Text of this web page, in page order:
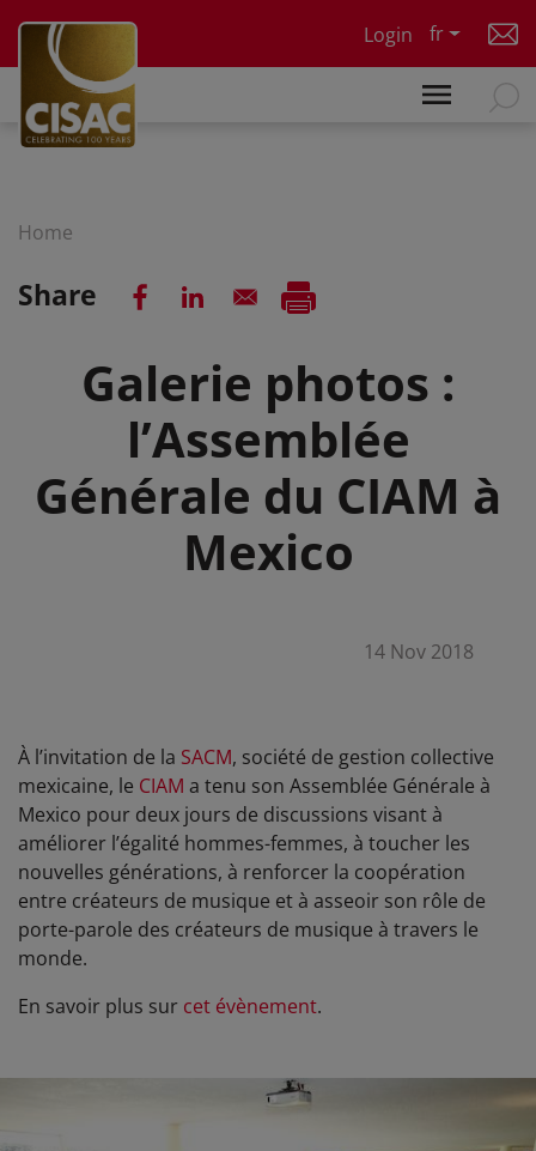
Login
fr
Home
Share
Galerie photos :
l’Assemblée
Générale du CIAM à
Mexico
14 Nov 2018
À l’invitation de la SACM, société de gestion collective
mexicaine, le CIAM a tenu son Assemblée Générale à
Mexico pour deux jours de discussions visant à
améliorer l’égalité hommes-femmes, à toucher les
nouvelles générations, à renforcer la coopération
entre créateurs de musique et à asseoir son rôle de
porte-parole des créateurs de musique à travers le
monde.
En savoir plus sur cet évènement.